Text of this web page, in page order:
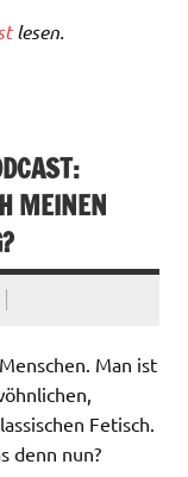
lesen.
MEINEN
Man ist
Fetisch.
denn nun?